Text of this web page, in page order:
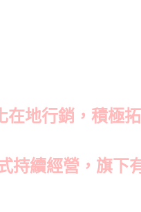
地行銷，積極
持續經營，旗下